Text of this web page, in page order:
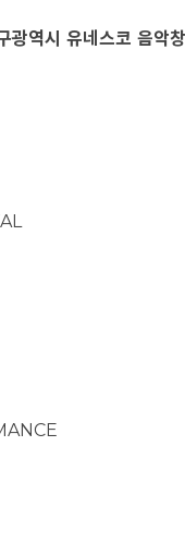
광역시 유네스코 음악